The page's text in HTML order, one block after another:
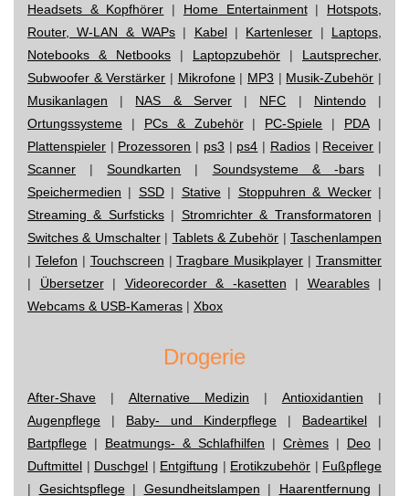
Headsets & Kopfhörer | Home Entertainment| Hotspots,
Router, W-LAN & WAPs | Kabel| Kartenleser | Laptops,
Notebooks & Netbooks | Laptopzubehör | Lautsprecher,
Subwoofer & Verstärker | Mikrofone| MP3 | Musik-Zubehör |
Musikanlagen | NAS & Server| NFC | Nintendo|
Ortungssysteme | PCs & Zubehör| PC-Spiele | PDA|
Plattenspieler | Prozessoren | ps3 | ps4 | Radios| Receiver |
Scanner |Soundkarten | Soundsysteme & -bars|
Speichermedien | SSD| Stative| Stoppuhren & Wecker|
Streaming & Surfsticks| Stromrichter & Transformatoren |
Switches & Umschalter| Tablets & Zubehör | Taschenlampen
| Telefon | Touchscreen |Tragbare Musikplayer | Transmitter
| Übersetzer| Videorecorder & -kasetten | Wearables|
Webcams & USB-Kameras | Xbox
Drogerie
After-Shave | Alternative Medizin | Antioxidantien |
Augenpflege | Baby- und Kinderpflege | Badeartikel |
Bartpflege | Beatmungs- & Schlafhilfen | Crèmes | Deo |
Duftmittel | Duschgel | Entgiftung | Erotikzubehör | Fußpflege
| Gesichtspflege| Gesundheitslampen | Haarentfernung |